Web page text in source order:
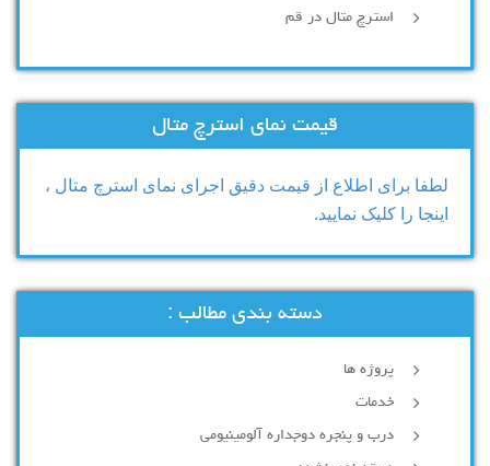
استرچ متال در قم
قیمت نمای استرچ متال
لطفا برای اطلاع از قیمت دقیق اجرای نمای استرچ متال ،
اینجا را کلیک نمایید.
دسته بندی مطالب :
پروژه ها
خدمات
درب و پنجره دوجداره آلومینیومی